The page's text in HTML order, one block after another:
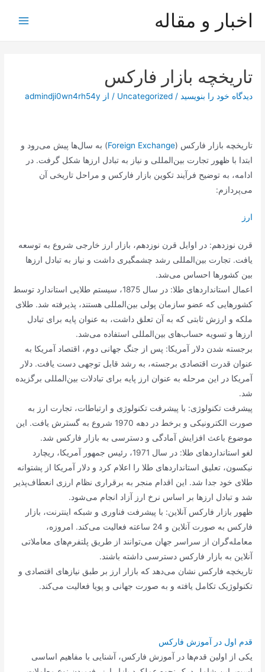
اخبار و مقاله
تاریخچه بازار فارکس
دیدگاه‌ خود را بنویسید /
Uncategorized / از admindji0wn4rh54y
تاریخچه بازار فارکس (Foreign Exchange) به سال‌ها پیش می‌رود و
ابتدا با ظهور تجارت بین‌المللی و نیاز به تبادل ارزها شکل گرفت. در
ادامه، به توضیح فرآیند تکوین بازار فارکس و مراحل تاریخی آن
می‌پردازم:
ارز
قرن نوزدهم: در اوایل قرن نوزدهم، بازار ارز خارجی شروع به توسعه
یافت. تجارت بین‌المللی رشد چشمگیری داشت و نیاز به تبادل ارزها
بین کشورها احساس می‌شد.
اعمال استانداردهای طلا: در سال 1875، سیستم طلایی استاندارد توسط
کشورهایی که عضو سازمان پولی بین‌المللی هستند، پذیرفته شد. طلای
ملکه و ارزش ثابتی که به آن تعلق داشت، به عنوان پایه برای تبادل
ارزها و تسویه حساب‌های بین‌المللی استفاده می‌شد.
برجسته شدن دلار آمریکا: پس از جنگ جهانی دوم، اقتصاد آمریکا به
عنوان قدرت اقتصادی برجسته، به رشد قابل توجهی دست یافت. دلار
آمریکا در این مرحله به عنوان ارز پایه برای تبادلات بین‌المللی برگزیده
شد.
پیشرفت تکنولوژی: با پیشرفت تکنولوژی و ارتباطات، تجارت ارز به
صورت الکترونیکی و برخط در دهه 1970 شروع به گسترش یافت. این
موضوع باعث افزایش آمادگی و دسترسی به بازار فارکس شد.
لغو استانداردهای طلا: در سال 1971، رئیس جمهور آمریکا، ریچارد
نیکسون، تعلیق استانداردهای طلا را اعلام کرد و دلار آمریکا از پشتوانه
طلای خود جدا شد. این اقدام منجر به برقراری نظام ارزی انعطاف‌پذیر
شد و تبادل ارزها بر اساس نرخ ارز آزاد انجام می‌شود.
ظهور بازار فارکس آنلاین: با پیشرفت فناوری و شبکه اینترنت، بازار
فارکس به صورت آنلاین و 24 ساعته فعالیت می‌کند. امروزه،
معامله‌گران از سراسر جهان می‌توانند از طریق پلتفرم‌های معاملاتی
آنلاین به بازار فارکس دسترسی داشته باشند.
تاریخچه فارکس نشان می‌دهد که بازار ارز بر طبق نیازهای اقتصادی و
تکنولوژیک تکامل یافته و به صورت جهانی و پویا فعالیت می‌کند.
قدم اول در آموزش فارکس
یکی از اولین قدم‌ها در آموزش فارکس، آشنایی با مفاهیم اساسی